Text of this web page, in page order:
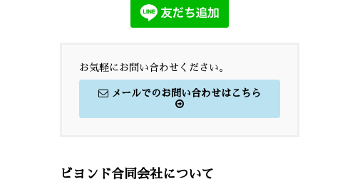
お気軽にお問い合わせください。
メールでのお問い合わせはこちら
ビヨンド合同会社について